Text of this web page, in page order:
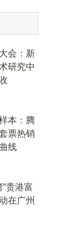
会：新
研究中
本：腾
票热销
线
贵港富
在广州